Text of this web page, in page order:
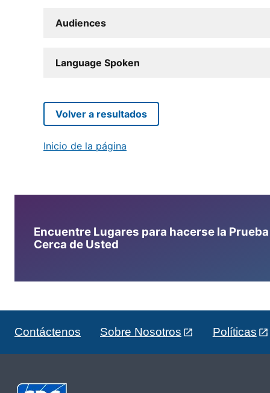
Audiences
Language Spoken
Volver a resultados
Inicio de la página
Encuentre Lugares para hacerse la
Cerca de Usted
Contáctenos Sobre Nosotros Políticas